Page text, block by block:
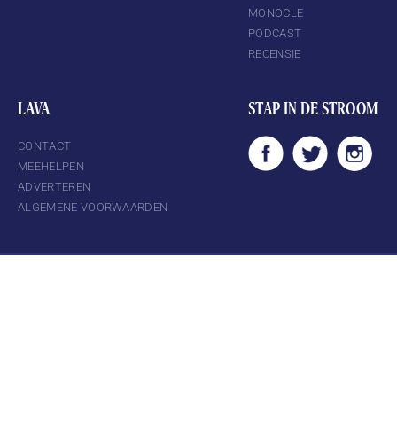
MONOCLE
PODCAST
RECENSIE
LAVA
CONTACT
MEEHELPEN
ADVERTEREN
ALGEMENE VOORWAARDEN
STAP IN DE STROOM